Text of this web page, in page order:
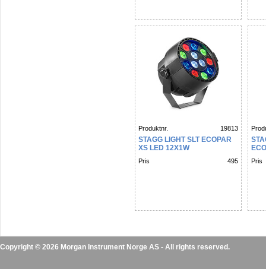
Produktnr. 19813
STAGG LIGHT SLT ECOPAR
XS LED 12X1W
Pris 495 Pris
Copyright © 2026 Morgan Instrument Norge AS - All rights reserved.